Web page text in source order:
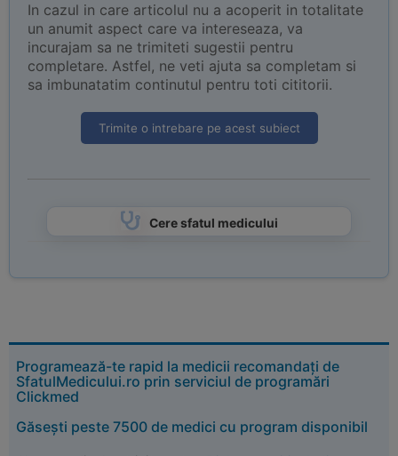
In cazul in care articolul nu a acoperit in totalitate
un anumit aspect care va intereseaza, va
incurajam sa ne trimiteti sugestii pentru
completare. Astfel, ne veti ajuta sa completam si
sa imbunatatim continutul pentru toti cititorii.
Trimite o intrebare pe acest subiect
Cere sfatul medicului
Programează-te rapid la medicii recomandați de
SfatulMedicului.ro prin serviciul de programări
Clickmed
Găsești peste 7500 de medici cu program disponibil